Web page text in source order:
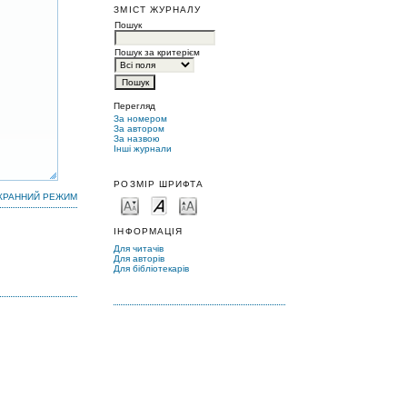
ЗМІСТ ЖУРНАЛУ
Пошук
Пошук за критерієм
Перегляд
За номером
За автором
За назвою
Інші журнали
РОЗМІР ШРИФТА
ІНФОРМАЦІЯ
Для читачів
Для авторів
Для бібліотекарів
РЕЖИМ